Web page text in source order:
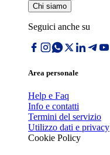
Chi siamo
Seguici anche su
Area personale
Help e Faq
Info e contatti
Termini del servizio
Utilizzo dati e privacy
Cookie Policy